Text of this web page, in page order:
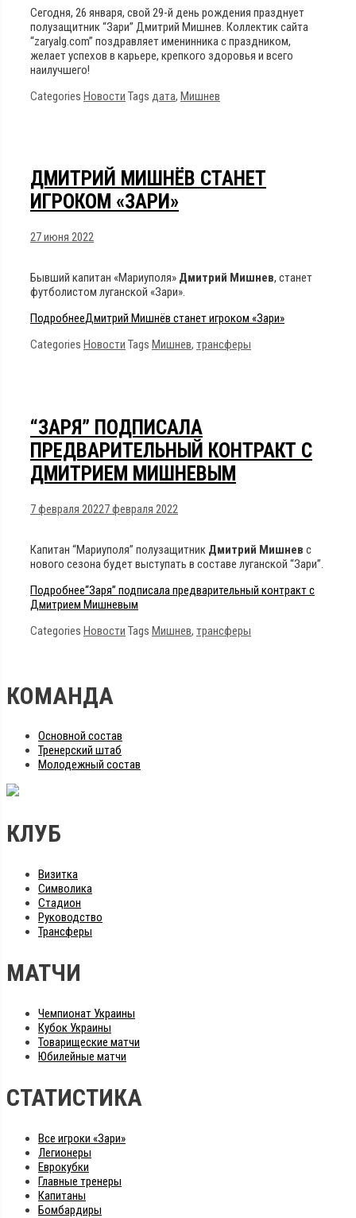
Сегодня, 26 января, свой 29-й день рождения празднует
полузащитник “Зари” Дмитрий Мишнев. Коллектик сайта
“zaryalg.com” поздравляет именинника с праздником,
желает успехов в карьере, крепкого здоровья и всего
наилучшего!
Categories Новости Tags дата, Мишнев
ДМИТРИЙ МИШНЁВ СТАНЕТ
ИГРОКОМ «ЗАРИ»
27 июня 2022
Бывший капитан «Мариуполя» Дмитрий Мишнев, станет
футболистом луганской «Зари».
ПодробнееДмитрий Мишнёв станет игроком «Зари»
Categories Новости Tags Мишнев, трансферы
“ЗАРЯ” ПОДПИСАЛА
ПРЕДВАРИТЕЛЬНЫЙ КОНТРАКТ С
ДМИТРИЕМ МИШНЕВЫМ
7 февраля 20227 февраля 2022
Капитан “Мариуполя” полузащитник Дмитрий Мишнев с
нового сезона будет выступать в составе луганской “Зари”.
Подробнее“Заря” подписала предварительный контракт с
Дмитрием Мишневым
Categories Новости Tags Мишнев, трансферы
КОМАНДА
Основной состав
Тренерский штаб
Молодежный состав
КЛУБ
Визитка
Символика
Стадион
Руководство
Трансферы
МАТЧИ
Чемпионат Украины
Кубок Украины
Товарищеские матчи
Юбилейные матчи
СТАТИСТИКА
Все игроки «Зари»
Легионеры
Еврокубки
Главные тренеры
Капитаны
Бомбардиры